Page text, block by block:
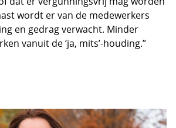
wordt er van de medewerkers
en gedrag verwacht. Minder
vanuit de ‘ja, mits’-houding.”